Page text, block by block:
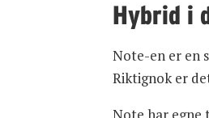
Hybrid i
Note-en er en
Riktignok er